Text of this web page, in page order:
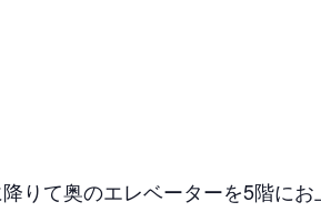
りて奥のエレベーターを5階にお